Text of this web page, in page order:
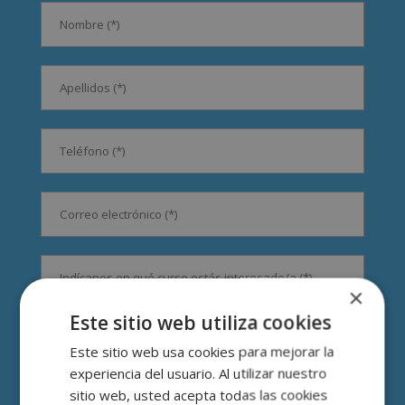
×
Este sitio web utiliza cookies
Este sitio web usa cookies para mejorar la
experiencia del usuario. Al utilizar nuestro
sitio web, usted acepta todas las cookies